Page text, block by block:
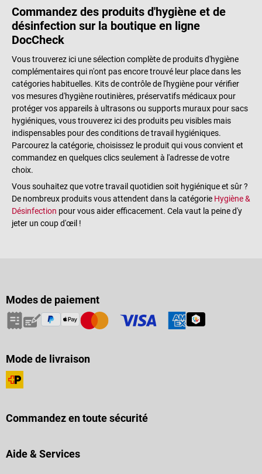
Commandez des produits d'hygiène et de
désinfection sur la boutique en ligne
DocCheck
Vous trouverez ici une sélection complète de produits d'hygiène
complémentaires qui n'ont pas encore trouvé leur place dans les
catégories habituelles. Kits de contrôle de l'hygiène pour vérifier
vos mesures d'hygiène routinières, préservatifs médicaux pour
protéger vos appareils à ultrasons ou supports muraux pour sacs
hygiéniques, vous trouverez ici des produits peu visibles mais
indispensables pour des conditions de travail hygiéniques.
Parcourez la catégorie, choisissez le produit qui vous convient et
commandez en quelques clics seulement à l'adresse de votre
choix.
Vous souhaitez que votre travail quotidien soit hygiénique et sûr ?
De nombreux produits vous attendent dans la catégorie Hygiène &
Désinfection pour vous aider efficacement. Cela vaut la peine d'y
jeter un coup d'œil !
Modes de paiement
Mode de livraison
Commandez en toute sécurité
Aide & Services